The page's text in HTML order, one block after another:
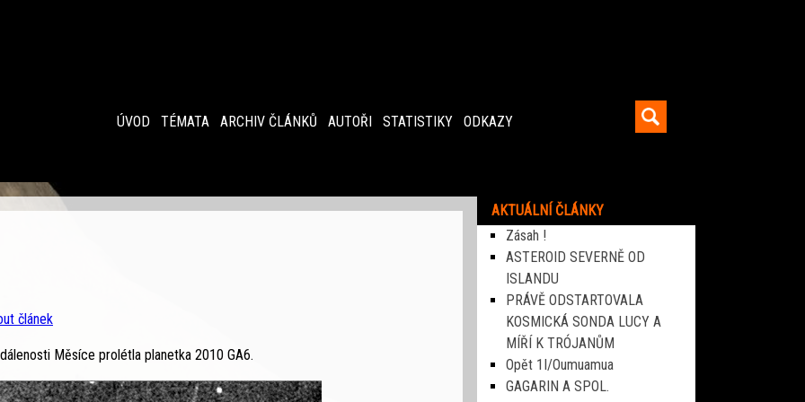
ÚVOD TÉMATA ARCHIV ČLÁNKŮ AUTOŘI STATISTIKY ODKAZY
článek
Měsíce prolétla planetka 2010 GA6.
AKTUÁLNÍ ČLÁNKY
Zásah !
ASTEROID SEVERNĚ OD
ISLANDU
PRÁVĚ ODSTARTOVALA
KOSMICKÁ SONDA LUCY A
MÍŘÍ K TRÓJANŮM
Opět 1I/Oumuamua
GAGARIN A SPOL.